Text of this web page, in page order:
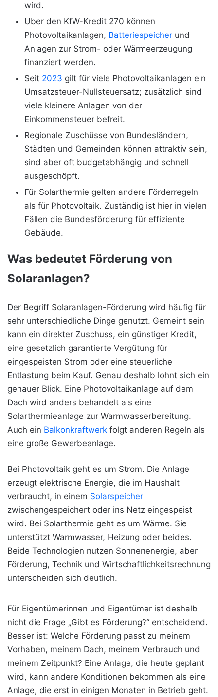
wird.
Über den KfW-Kredit 270 können
Photovoltaikanlagen, Batteriespeicher und
Anlagen zur Strom- oder Wärmeerzeugung
finanziert werden.
Seit 2023 gilt für viele Photovoltaikanlagen ein
Umsatzsteuer-Nullsteuersatz; zusätzlich sind
viele kleinere Anlagen von der
Einkommensteuer befreit.
Regionale Zuschüsse von Bundesländern,
Städten und Gemeinden können attraktiv sein,
sind aber oft budgetabhängig und schnell
ausgeschöpft.
Für Solarthermie gelten andere Förderregeln
als für Photovoltaik. Zuständig ist hier in vielen
Fällen die Bundesförderung für effiziente
Gebäude.
Was bedeutet Förderung von
Solaranlagen?
Der Begriff Solaranlagen-Förderung wird häufig für
sehr unterschiedliche Dinge genutzt. Gemeint sein
kann ein direkter Zuschuss, ein günstiger Kredit,
eine gesetzlich garantierte Vergütung für
eingespeisten Strom oder eine steuerliche
Entlastung beim Kauf. Genau deshalb lohnt sich ein
genauer Blick. Eine Photovoltaikanlage auf dem
Dach wird anders behandelt als eine
Solarthermieanlage zur Warmwasserbereitung.
Auch ein Balkonkraftwerk folgt anderen Regeln als
eine große Gewerbeanlage.
Bei Photovoltaik geht es um Strom. Die Anlage
erzeugt elektrische Energie, die im Haushalt
verbraucht, in einem Solarspeicher
zwischengespeichert oder ins Netz eingespeist
wird. Bei Solarthermie geht es um Wärme. Sie
unterstützt Warmwasser, Heizung oder beides.
Beide Technologien nutzen Sonnenenergie, aber
Förderung, Technik und Wirtschaftlichkeitsrechnung
unterscheiden sich deutlich.
Für Eigentümerinnen und Eigentümer ist deshalb
nicht die Frage „Gibt es Förderung?“ entscheidend.
Besser ist: Welche Förderung passt zu meinem
Vorhaben, meinem Dach, meinem Verbrauch und
meinem Zeitpunkt? Eine Anlage, die heute geplant
wird, kann andere Konditionen bekommen als eine
Anlage, die erst in einigen Monaten in Betrieb geht.